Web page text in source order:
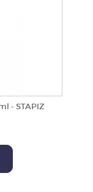
- STAPIZ